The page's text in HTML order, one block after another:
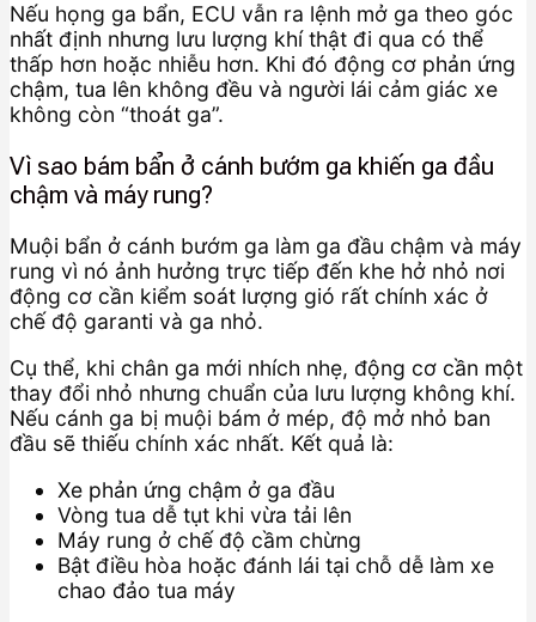
Nếu họng ga bẩn, ECU vẫn ra lệnh mở ga theo góc
nhất định nhưng lưu lượng khí thật đi qua có thể
thấp hơn hoặc nhiễu hơn. Khi đó động cơ phản ứng
chậm, tua lên không đều và người lái cảm giác xe
không còn “thoát ga”.
Vì sao bám bẩn ở cánh bướm ga khiến ga đầu
chậm và máy rung?
Muội bẩn ở cánh bướm ga làm ga đầu chậm và máy
rung vì nó ảnh hưởng trực tiếp đến khe hở nhỏ nơi
động cơ cần kiểm soát lượng gió rất chính xác ở
chế độ garanti và ga nhỏ.
Cụ thể, khi chân ga mới nhích nhẹ, động cơ cần một
thay đổi nhỏ nhưng chuẩn của lưu lượng không khí.
Nếu cánh ga bị muội bám ở mép, độ mở nhỏ ban
đầu sẽ thiếu chính xác nhất. Kết quả là:
Xe phản ứng chậm ở ga đầu
Vòng tua dễ tụt khi vừa tải lên
Máy rung ở chế độ cầm chừng
Bật điều hòa hoặc đánh lái tại chỗ dễ làm xe
chao đảo tua máy